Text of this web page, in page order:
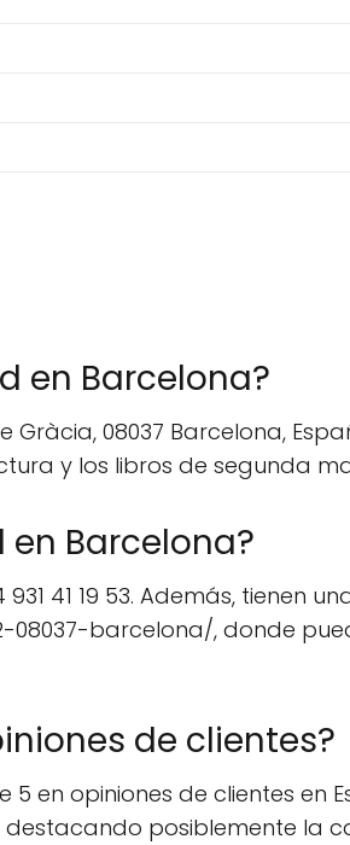
en Barcelona?
08037 Barcelona,
y los libros de segunda
Barcelona?
41 19 53. Además, tienen
barcelona/, donde
de clientes?
en opiniones de clientes en
destacando posiblemente la